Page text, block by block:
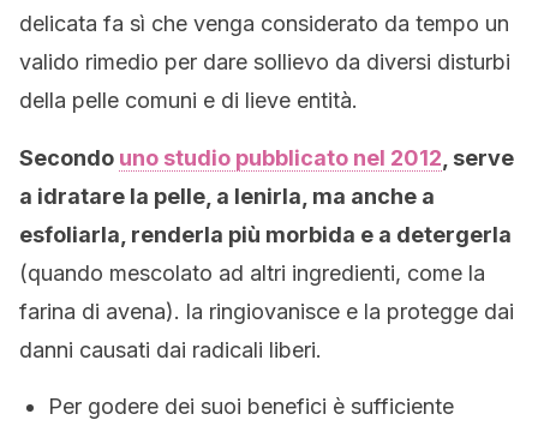
delicata fa sì che venga considerato da tempo un
valido rimedio per dare sollievo da diversi disturbi
della pelle comuni e di lieve entità.
Secondo uno studio pubblicato nel 2012 , serve
a idratare la pelle, a lenirla, ma anche a
esfoliarla, renderla più morbida e a detergerla
(quando mescolato ad altri ingredienti, come la
farina di avena). la ringiovanisce e la protegge dai
danni causati dai radicali liberi.
Per godere dei suoi benefici è sufficiente